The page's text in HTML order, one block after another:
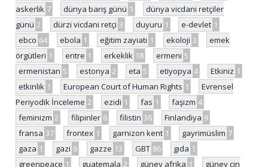
askerlik 7 dünya barış günü 1
dünya vicdani retçiler
günü 2 dürzi vicdani retçi 3 duyuru 1 e-devlet 1
ebco 64 ebola 1 eğitim zayiatı 1 ekoloji 3
emek
örgütleri 1 eritre 1 erkeklik 18 ermeni 5
ermenistan 5 estonya 2 eta 5 etiyopya 4 Etkiniz 1
etkinlik 1 European Court of Human Rights 1
Evrensel
Periyodik İnceleme 2 ezidi 1 fas 1 faşizm 4
feminizm 2 filipinler 6 filistin 36 Finlandiya 9
fransa 37 frontex 1 garnizon kent 1 gayrimüslim 7
gaza 1 gazi 6 gazze 13 GBT 86 gıda 1
greenpeace 1 guatemala 2 güney afrika 1
güney çin